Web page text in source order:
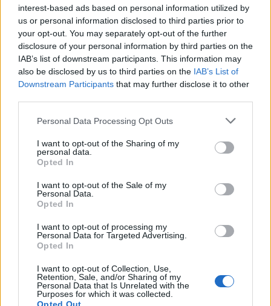
interest-based ads based on personal information utilized by
us or personal information disclosed to third parties prior to
your opt-out. You may separately opt-out of the further
disclosure of your personal information by third parties on the
IAB’s list of downstream participants. This information may
also be disclosed by us to third parties on the IAB’s List of
Downstream Participants that may further disclose it to other
Personal Data Processing Opt Outs
I want to opt-out of the Sharing of my
personal data.
Opted In
I want to opt-out of the Sale of my
Personal Data.
Opted In
I want to opt-out of processing my
Personal Data for Targeted Advertising.
Opted In
I want to opt-out of Collection, Use,
Retention, Sale, and/or Sharing of my
Personal Data that Is Unrelated with the
Purposes for which it was collected.
Futbolli librazhdas në zi,
ndahet nga jeta Besnik Çota,
ish-kapiten dhe ish-trajner i
Sopotit
Aksident fatal në Durrës,
makina përplas për vdekje
shoqërohet në polici
ndëshkohet me të kuq dhe